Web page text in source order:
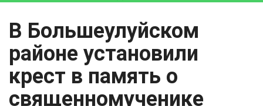
В Большеулуйском
районе установили
крест в память о
священномученике